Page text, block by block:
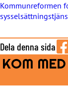
Kommunreformen
Dela denna sida
on
KOM